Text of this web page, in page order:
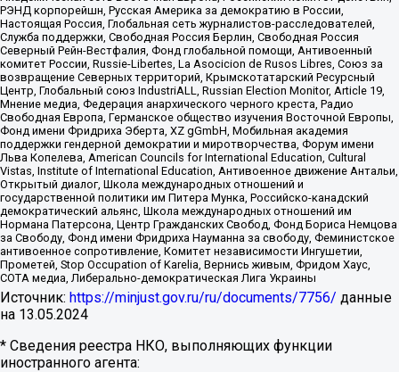
РЭНД корпорейшн, Русская Америка за демократию в России,
Настоящая Россия, Глобальная сеть журналистов-расследователей,
Служба поддержки, Свободная Россия Берлин, Свободная Россия
Северный Рейн-Вестфалия, Фонд глобальной помощи, Антивоенный
комитет России, Russie-Libertes, La Asocicion de Rusos Libres, Союз за
возвращение Северных территорий, Крымскотатарский Ресурсный
Центр, Глобальный союз IndustriALL, Russian Election Monitor, Article 19,
Мнение медиа, Федерация анархического черного креста, Радио
Свободная Европа, Германское общество изучения Восточной Европы,
Фонд имени Фридриха Эберта, XZ gGmbH, Мобильная академия
поддержки гендерной демократии и миротворчества, Форум имени
Льва Копелева, American Councils for International Education, Cultural
Vistas, Institute of International Education, Антивоенное движение Антальи,
Открытый диалог, Школа международных отношений и
государственной политики им Питера Мунка, Российско-канадский
демократический альянс, Школа международных отношений им
Нормана Патерсона, Центр Гражданских Свобод, Фонд Бориса Немцова
за Свободу, Фонд имени Фридриха Науманна за свободу, Феминистское
антивоенное сопротивление, Комитет независимости Ингушетии,
Прометей, Stop Occupation of Karelia, Вернись живым, Фридом Хаус,
СОТА медиа, Либерально-демократическая Лига Украины
Источник: https://minjust.gov.ru/ru/documents/7756/ данные
на 13.05.2024
* Сведения реестра НКО, выполняющих функции
иностранного агента: